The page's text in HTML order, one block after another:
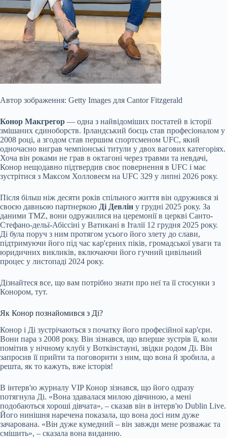
Автор зображення: Getty Images для Cantor Fitzgerald
Конор Макгрегор — одна з найвідоміших постатей в історії
змішаних єдиноборств. Ірландський боєць став професіоналом у
2008 році, а згодом став першим спортсменом UFC, який
одночасно виграв чемпіонські титули у двох вагових категоріях.
Хоча він роками не грав в октагоні через травми та невдачі,
Конор нещодавно підтвердив своє повернення в UFC і має
зустрітися з Максом Холловеєм на UFC 329 у липні 2026 року.
Після більш ніж десяти років спільного життя він одружився зі
своєю давньою партнеркою Ді Девлін у грудні 2025 року. За
даними TMZ, вони одружилися на церемонії в церкві Санто-
Стефано-дельї-Абіссіні у Ватикані в Італії 12 грудня 2025 року.
Ді була поруч з ним протягом усього його злету до слави,
підтримуючи його під час кар'єрних піків, громадської уваги та
юридичних викликів, включаючи його гучний цивільний
процес у листопаді 2024 року.
Дізнайтеся все, що вам потрібно знати про неї та її стосунки з
Конором, тут.
Як Конор познайомився з Ді?
Конор і Ді зустрічаються з початку його професійної кар'єри.
Вони пара з 2008 року. Він зізнався, що вперше зустрів її, коли
помітив у нічному клубі у Воткінстауні, звідки родом Ді. Він
запросив її прийти та поговорити з ним, що вона й зробила, а
решта, як то кажуть, вже історія!
В інтерв'ю журналу VIP Конор зізнався, що його одразу
потягнула Ді. «Вона здавалася милою дівчиною, а мені
подобаються хороші дівчата», – сказав він в інтерв'ю Dublin Live.
Його нинішня наречена показала, що вона досі ним дуже
зачарована. «Він дуже кумедний – він завжди мене розважає та
смішить», – сказала вона виданню.